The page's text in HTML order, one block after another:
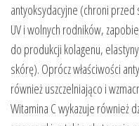
antyoksydacyjne (chroni
UV i wolnych rodników,
do produkcji kolagenu,
skórę). Oprócz właściwości
również uszczelniająco i
Witamina C wykazuje również